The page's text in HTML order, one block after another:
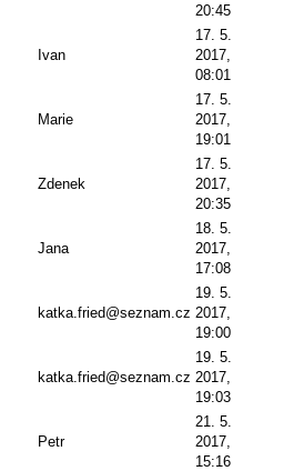
20:45
Ivan
17. 5.
2017,
08:01
Marie
17. 5.
2017,
19:01
Zdenek
17. 5.
2017,
20:35
Jana
18. 5.
2017,
17:08
katka.fried@seznam.cz
19. 5.
2017,
19:00
katka.fried@seznam.cz
19. 5.
2017,
19:03
Petr
21. 5.
2017,
15:16